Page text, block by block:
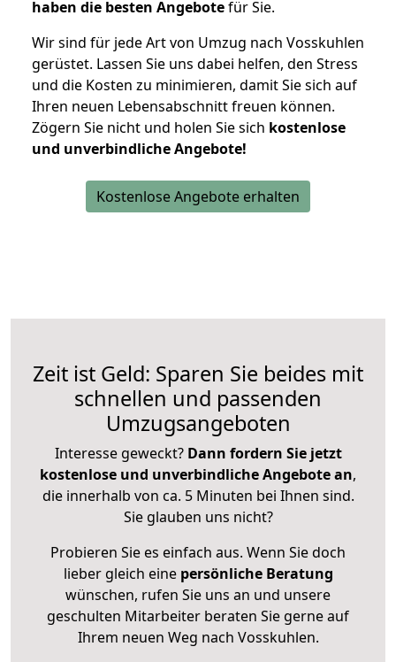
haben die besten Angebotefür Sie.
Wir sind für jede Art von Umzug nach Vosskuhlen
gerüstet. Lassen Sie uns dabei helfen, den Stress
und die Kosten zu minimieren, damit Sie sich auf
Ihren neuen Lebensabschnitt freuen können.
Zögern Sie nicht und holen Sie sich kostenlose
und unverbindliche Angebote!
Kostenlose Angebote erhalten
Zeit ist Geld: Sparen Sie beides mit
schnellen und passenden
Umzugsangeboten
Interesse geweckt? Dann fordern Sie jetzt
kostenlose und unverbindliche Angebote an,
die innerhalb von ca. 5 Minuten bei Ihnen sind.
Sie glauben uns nicht?
Probieren Sie es einfach aus. Wenn Sie doch
lieber gleich eine persönliche Beratung
wünschen, rufen Sie uns an und unsere
geschulten Mitarbeiter beraten Sie gerne auf
Ihrem neuen Weg nach Vosskuhlen.